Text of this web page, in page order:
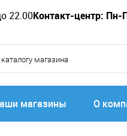
22.00Контакт-центр: Пн-
магазины О